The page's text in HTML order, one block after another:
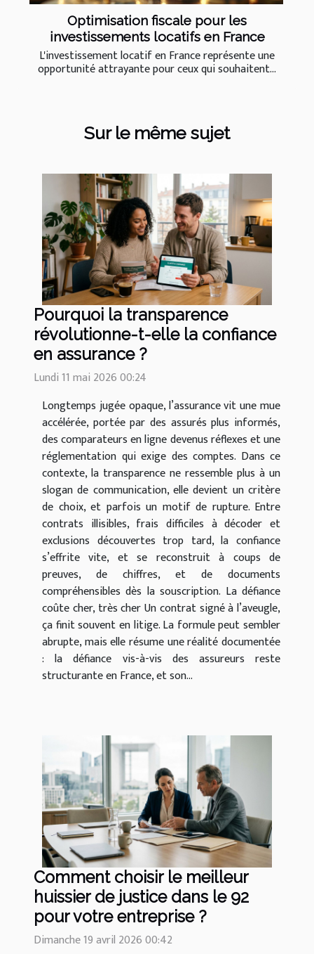
Optimisation fiscale pour les
investissements locatifs en France
L'investissement locatif en France représente une
opportunité attrayante pour ceux qui souhaitent...
Sur le même sujet
Pourquoi la transparence
révolutionne-t-elle la confiance
en assurance ?
Lundi 11 mai 2026 00:24
Longtemps jugée opaque, l’assurance vit une mue
accélérée, portée par des assurés plus informés,
des comparateurs en ligne devenus réflexes et une
réglementation qui exige des comptes. Dans ce
contexte, la transparence ne ressemble plus à un
slogan de communication, elle devient un critère
de choix, et parfois un motif de rupture. Entre
contrats illisibles, frais difficiles à décoder et
exclusions découvertes trop tard, la confiance
s’effrite vite, et se reconstruit à coups de
preuves, de chiffres, et de documents
compréhensibles dès la souscription. La défiance
coûte cher, très cher Un contrat signé à l’aveugle,
ça finit souvent en litige. La formule peut sembler
abrupte, mais elle résume une réalité documentée
: la défiance vis-à-vis des assureurs reste
structurante en France, et son...
Comment choisir le meilleur
huissier de justice dans le 92
pour votre entreprise ?
Dimanche 19 avril 2026 00:42